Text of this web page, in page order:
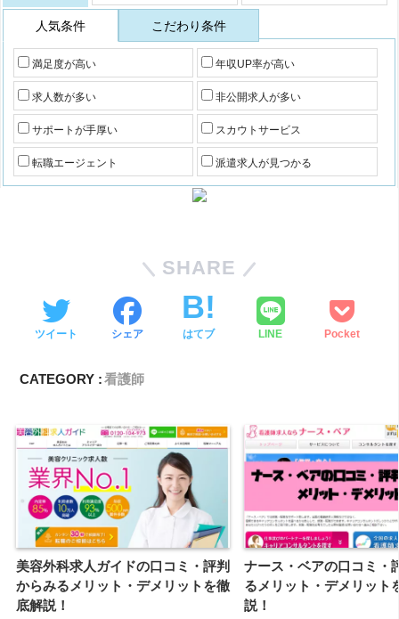
人気条件 こだわり条件
満足度が高い 年収UP率が高い
求人数が多い 非公開求人が多い
サポートが手厚い スカウトサービス
転職エージェント 派遣求人が見つかる
SHARE
ツイート シェア はてブ LINE Pocket
CATEGORY :看護師
美容外科求人ガイドの口コミ・評判
からみるメリット・デメリットを徹
底解説！
ナース・ベアの口コミ・
るメリット・デメリット
説！